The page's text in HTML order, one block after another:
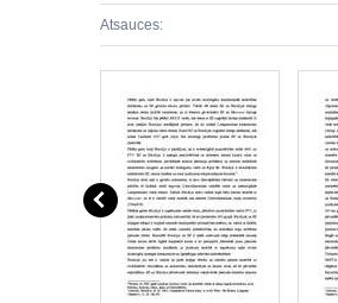
Atsauces: